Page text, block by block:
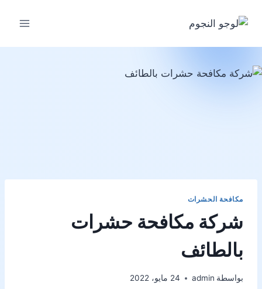
مكافحة الحشرات
شركة مكافحة حشرات
بالطائف
بواسطة admin 24 مايو، 2022